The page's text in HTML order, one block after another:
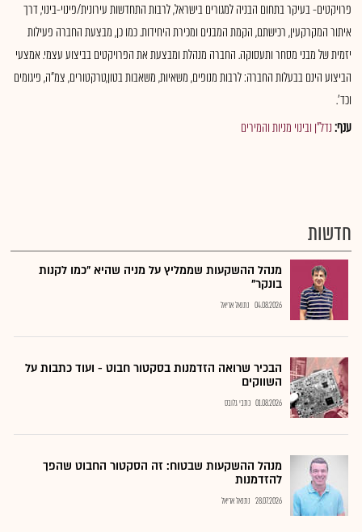
פרויקטים- בעיקר בתחום הבניה למגורים בישראל, לרבות התחדשות עירונית/פינוי-בינוי, דרך
איתור המקרקעין, רכישתם, הקמת המבנים ומכירת היחידות. כמו כן, מבצעת החברה פעילות
יזמית של מבני מסחר ותעסוקה. החברה מנהלת ומבצעת את הפרויקטים בביצוע עצמי. אמצעי
הביצוע הינם בבעלות החברה: לרבות מנופים, משאיות, משאבות בטון,טרקטורים, צמ"ה, פיגומים
וכד'.
ענף:נדל"ן ובינוי מניות והמירים
חדשות
מנהל ההשקעות שממליץ על מניה שהיא "כמו לקנות
בונקר"
04.08.2026 נתנאל אריאל
הבכיר שרואה הזדמנות בסקטור חבוט - ועוד כתבות על
השווקים
01.08.2026 כתבי גלובס
מנהל ההשקעות שבטוח: זה הסקטור החבוט שהפך
להזדמנות
28.07.2026 נתנאל אריאל